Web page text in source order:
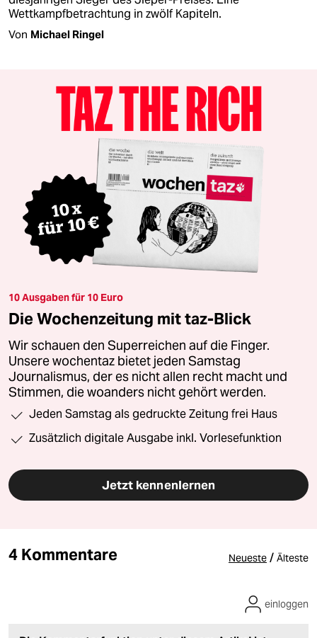
Wettkampfbetrachtung in zwölf Kapiteln.
Von Michael Ringel
10 Ausgaben für 10 Euro
Die Wochenzeitung mit taz-Blick
Wir schauen den Superreichen auf die Finger.
Unsere wochentaz bietet jeden Samstag
Journalismus, der es nicht allen recht macht und
Stimmen, die woanders nicht gehört werden.
Jeden Samstag als gedruckte Zeitung frei Haus
Zusätzlich digitale Ausgabe inkl. Vorlesefunktion
Jetzt kennenlernen
4 Kommentare Neueste / Älteste
einloggen